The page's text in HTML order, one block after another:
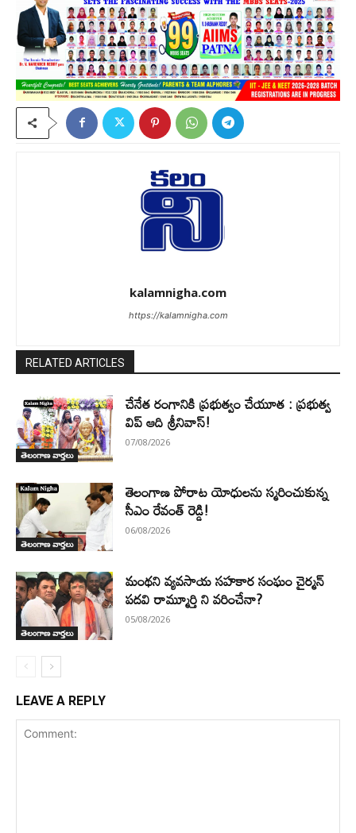
kalamnigha.com
https://kalamnigha.com
RELATED ARTICLES
తెలంగాణ వార్తలు
చేనేత రంగానికి ప్రభుత్వం చేయూత : ప్రభుత్వ
విప్ ఆది శ్రీనివాస్!
07/08/2026
తెలంగాణ వార్తలు
తెలంగాణ పోరాట యోధులను స్మరించుకున్న
సీఎం రేవంత్ రెడ్డి!
06/08/2026
తెలంగాణ వార్తలు
మంథని వ్యవసాయ సహకార సంఘం చైర్మన్
పదవి రామ్మూర్తి ని వరించేనా?
05/08/2026
LEAVE A REPLY